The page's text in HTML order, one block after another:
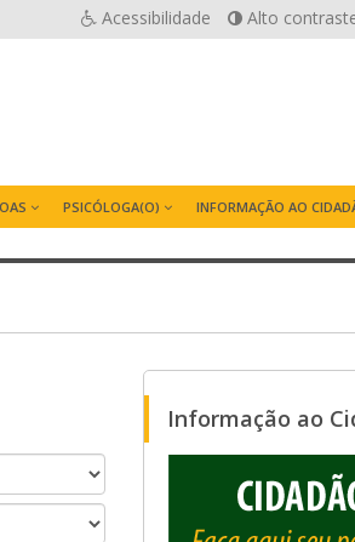
Acessibilidade Alto
PSICÓLOGA(O) INFORMAÇÃO AO
Informação ao